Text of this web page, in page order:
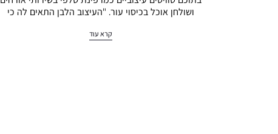
ושולחן אוכל בכיסוי עור. "העיצוב הלבן התאים לה כי
קרא עוד